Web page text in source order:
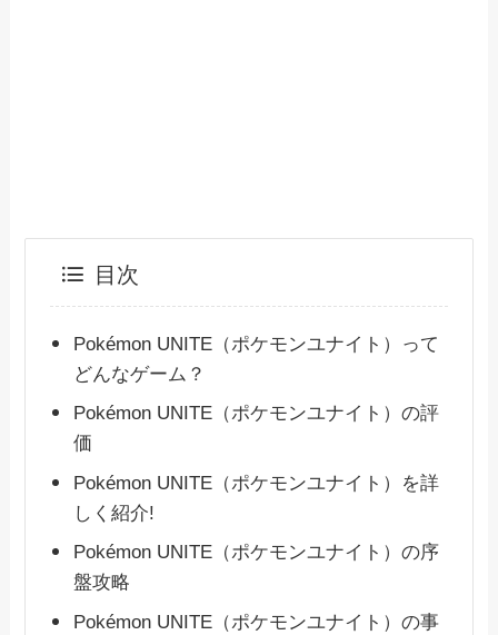
目次
Pokémon UNITE（ポケモンユナイト）って
どんなゲーム？
Pokémon UNITE（ポケモンユナイト）の評
価
Pokémon UNITE（ポケモンユナイト）を詳
しく紹介!
Pokémon UNITE（ポケモンユナイト）の序
盤攻略
Pokémon UNITE（ポケモンユナイト）の事